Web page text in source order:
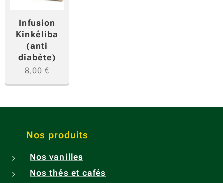
Infusion
Kinkéliba
(anti
diabète)
8,00 €
Nos produits
Nos vanilles
Nos thés et cafés